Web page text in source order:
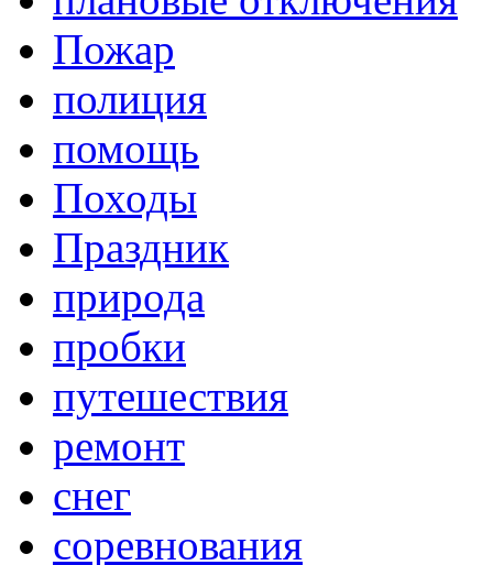
Пожар
полиция
помощь
Походы
Праздник
природа
пробки
путешествия
ремонт
снег
соревнования